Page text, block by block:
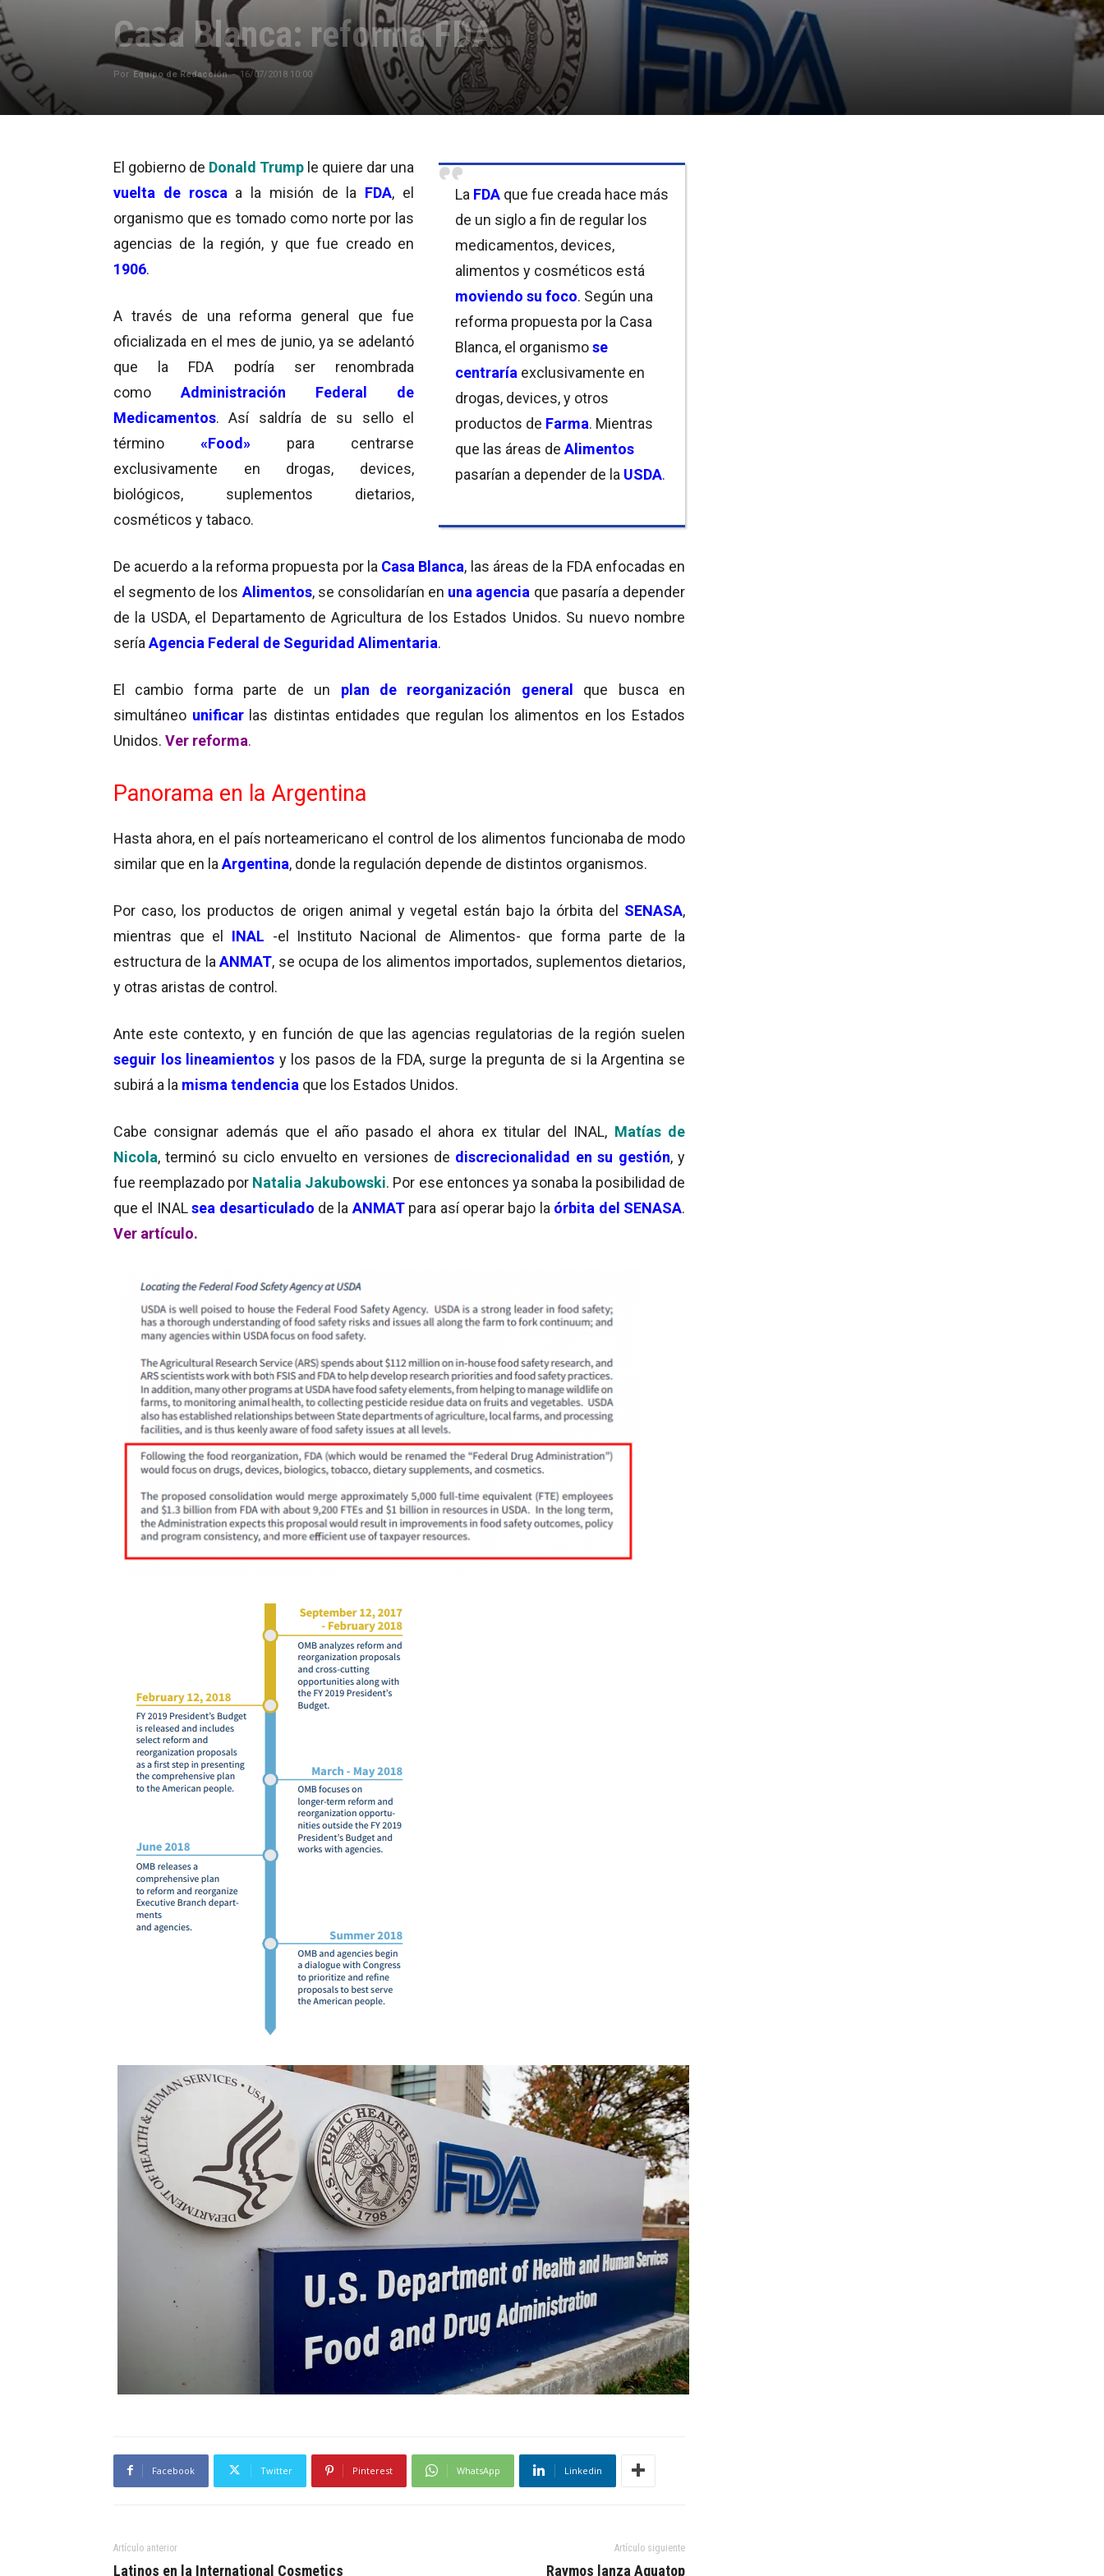
Casa Blanca: reforma FDA
Por Equipo de Redacción - 16/07/2018 10:00
La FDA que fue creada hace más
de un siglo a fin de regular los
medicamentos, devices,
alimentos y cosméticos está
moviendo su foco. Según una
reforma propuesta por la Casa
Blanca, el organismose
centraría exclusivamente en
drogas, devices, y otros
productos de Farma. Mientras
que las áreas de Alimentos
pasarían a depender de la USDA.
El gobierno de Donald Trump le quiere dar una
vuelta de rosca a la misión de la FDA, el
organismo que es tomado como norte por las
agencias de la región, y que fue creado en
1906.
A través de una reforma general que fue
oficializada en el mes de junio, ya se adelantó
que la FDA podría ser renombrada
como Administración Federal de
Medicamentos. Así saldría de su sello el
término «Food» para centrarse
exclusivamente en drogas, devices,
biológicos, suplementos dietarios,
cosméticos y tabaco.
De acuerdo a la reforma propuesta por la Casa Blanca, las áreas de la FDA enfocadas en
el segmento de los Alimentos, se consolidarían en una agencia que pasaría a depender
de la USDA, el Departamento de Agricultura de los Estados Unidos. Su nuevo nombre
sería Agencia Federal de Seguridad Alimentaria.
El cambio forma parte de un plan de reorganización general que busca en
simultáneo unificarlas distintas entidades que regulan los alimentos en los Estados
Unidos. Ver reforma.
Panorama en la Argentina
Hasta ahora, en el país norteamericano el control de los alimentos funcionaba de modo
similar que en la Argentina, donde la regulación depende de distintos organismos.
Por caso, los productos de origen animal y vegetal están bajo la órbita del SENASA,
mientras que el INAL -el Instituto Nacional de Alimentos- que forma parte de la
estructura de laANMAT, se ocupa de los alimentos importados, suplementos dietarios,
y otras aristas de control.
Ante este contexto, y en función de que las agencias regulatorias de la región suelen
seguir los lineamientos y los pasos de la FDA, surge la pregunta de si la Argentina se
subirá a la misma tendencia que los Estados Unidos.
Cabe consignar además que el año pasado el ahora ex titular del INAL, Matías de
Nicola, terminó su ciclo envuelto en versiones de discrecionalidad en su gestión, y
fue reemplazado por Natalia Jakubowski. Por ese entonces ya sonaba la posibilidad de
que el INAL sea desarticulado de la ANMATpara así operar bajo la órbita del SENASA.
Ver artículo.
Facebook Twitter Pinterest WhatsApp Linkedin
Artículo anterior
Latinos en la International Cosmetics
Artículo siguiente
Raymos lanza Aquatop